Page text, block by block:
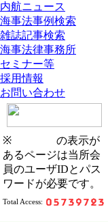
内航ニュース
海事法事例検索
雑誌記事検索
海事法律事務所
セミナー等
採用情報
お問い合わせ
※
の表示が
あるページは当所会
員のユーザIDとパス
ワードが必要です。
Total Access: